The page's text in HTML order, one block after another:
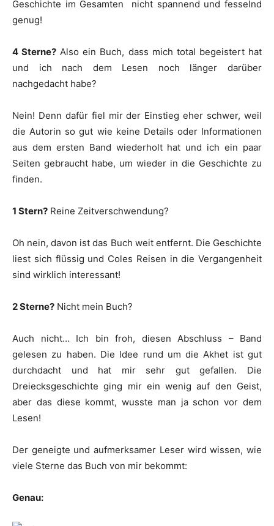
Geschichte im Gesamten nicht spannend und fesselnd
genug!
4 Sterne? Also ein Buch, dass mich total begeistert hat
und ich nach dem Lesen noch länger darüber
nachgedacht habe?
Nein! Denn dafür fiel mir der Einstieg eher schwer, weil
die Autorin so gut wie keine Details oder Informationen
aus dem ersten Band wiederholt hat und ich ein paar
Seiten gebraucht habe, um wieder in die Geschichte zu
finden.
1 Stern? Reine Zeitverschwendung?
Oh nein, davon ist das Buch weit entfernt. Die Geschichte
liest sich flüssig und Coles Reisen in die Vergangenheit
sind wirklich interessant!
2 Sterne? Nicht mein Buch?
Auch nicht… Ich bin froh, diesen Abschluss – Band
gelesen zu haben. Die Idee rund um die Akhet ist gut
durchdacht und hat mir sehr gut gefallen. Die
Dreiecksgeschichte ging mir ein wenig auf den Geist,
aber das diese kommt, wusste man ja schon vor dem
Lesen!
Der geneigte und aufmerksamer Leser wird wissen, wie
viele Sterne das Buch von mir bekommt:
Genau: